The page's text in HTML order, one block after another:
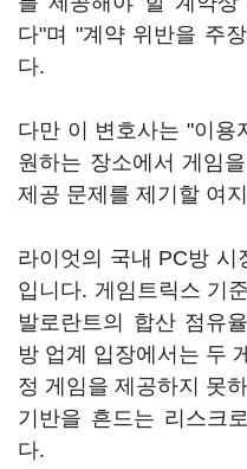
다"며 "계약 위반을 주
다.
다만 이 변호사는 "이용
원하는 장소에서 게임
제공 문제를 제기할 여
라이엇의 국내 PC방 시
입니다. 게임트릭스 기
발로란트의 합산 점유
방 업계 입장에서는 두
정 게임을 제공하지 못
기반을 흔드는 리스크
다.